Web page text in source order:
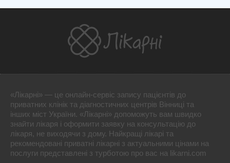
«Лікарні» — це онлайн-сервіс запису пацієнтів до
приватних клінік та діагностичних центрів Вінниці та
інших міст України. «Лікарні» допоможуть вам швидко
знайти лікаря і оформити заявку на консультацію до
лікаря, не виходячи з дому. Найкращі лікарі та
рекомендовані приватні лікарні з актуальними цінами на
послуги представлені з турботою про вас на likarni.com